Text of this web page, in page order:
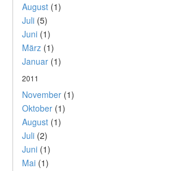
August (1)
Juli (5)
Juni (1)
März (1)
Januar (1)
2011
November (1)
Oktober (1)
August (1)
Juli (2)
Juni (1)
Mai (1)